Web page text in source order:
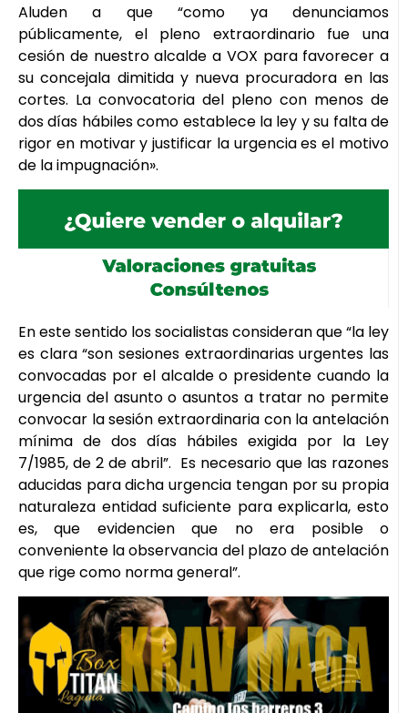
Aluden a que “como ya denunciamos
públicamente, el pleno extraordinario fue una
cesión de nuestro alcalde a VOX para favorecer a
su concejala dimitida y nueva procuradora en las
cortes. La convocatoria del pleno con menos de
dos días hábiles como establece la ley y su falta de
rigor en motivar y justificar la urgencia es el motivo
de la impugnación».
En este sentido los socialistas consideran que “la ley
es clara “son sesiones extraordinarias urgentes las
convocadas por el alcalde o presidente cuando la
urgencia del asunto o asuntos a tratar no permite
convocar la sesión extraordinaria con la antelación
mínima de dos días hábiles exigida por la Ley
7/1985, de 2 de abril”. Es necesario que las razones
aducidas para dicha urgencia tengan por su propia
naturaleza entidad suficiente para explicarla, esto
es, que evidencien que no era posible o
conveniente la observancia del plazo de antelación
que rige como norma general”.